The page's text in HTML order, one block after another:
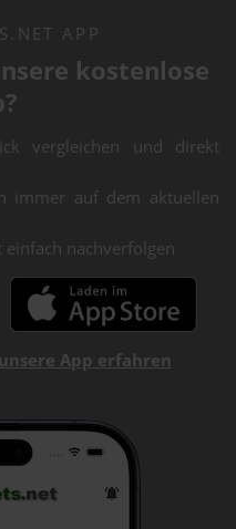
APP
kostenlose
vergleichen und direkt
immer auf dem aktuellen
nachverfolgen
App erfahren